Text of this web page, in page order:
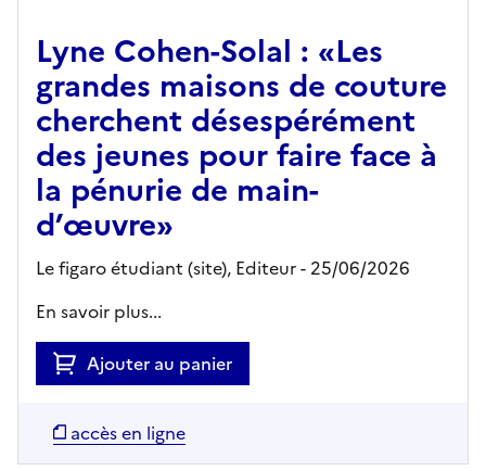
Lyne Cohen-Solal : «Les
grandes maisons de couture
cherchent désespérément
des jeunes pour faire face à
la pénurie de main-
d’œuvre»
Le figaro étudiant (site), Editeur- 25/06/2026
En savoir plus...
Ajouter au panier
accès en ligne